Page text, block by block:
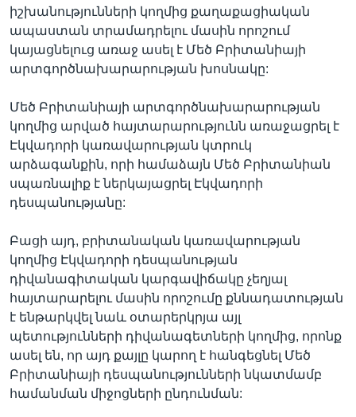
իշխանությունների կողմից քաղաքացիական
ապաստան տրամադրելու մասին որոշում
կայացնելուց առաջ ասել է Մեծ Բրիտանիայի
արտգործնախարարության խոսնակը:
Մեծ Բրիտանիայի արտգործնախարարության
կողմից արված հայտարարությունն առաջացրել է
Էկվադորի կառավարության կտրուկ
արձագանքին, որի համաձայն Մեծ Բրիտանիան
սպառնալիք է ներկայացրել Էկվադորի
դեսպանությանը:
Բացի այդ, բրիտանական կառավարության
կողմից Էկվադորի դեսպանության
դիվանագիտական կարգավիճակը չեղյալ
հայտարարելու մասին որոշումը քննադատության
է ենթարկվել նաև օտարերկրյա այլ
պետությունների դիվանագետների կողմից, որոնք
ասել են, որ այդ քայլը կարող է հանգեցնել Մեծ
Բրիտանիայի դեսպանությունների նկատմամբ
համանման միջոցների ընդունման: